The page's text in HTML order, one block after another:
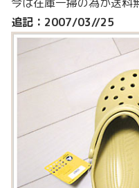
追記：2007/03//25